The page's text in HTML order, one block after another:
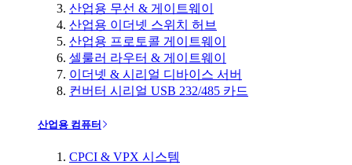
산업용 무선 & 게이트웨이
산업용 이더넷 스위치 허브
산업용 프로토콜 게이트웨이
셀룰러 라우터 & 게이트웨이
이더넷 & 시리얼 디바이스 서버
컨버터 시리얼 USB 232/485 카드
산업용 컴퓨터
CPCI & VPX 시스템